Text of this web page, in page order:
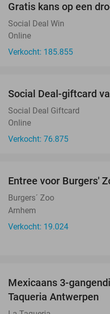
Gratis kans op een
Social Deal Win
Online
Verkocht: 185.855
Social Deal-giftcard
Social Deal Giftcard
Online
Verkocht: 76.875
Entree voor Burgers'
Burgers´ Zoo
Arnhem
Verkocht: 19.024
Mexicaans 3-
Taqueria Antwerpen